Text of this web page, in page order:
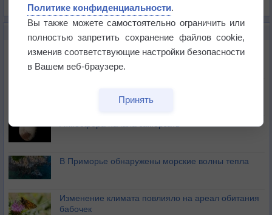
Список всех карт
Космическая погода и транспорт
Атмосфера начала замерзать
В Приморье обнаружены морские волны тепла
Изменение климата повлияло на ареал обитания
бабочек
Политике конфиденциальности.
Вы также можете самостоятельно ограничить или
полностью запретить сохранение файлов cookie,
изменив соответствующие настройки безопасности
в Вашем веб-браузере.
Принять